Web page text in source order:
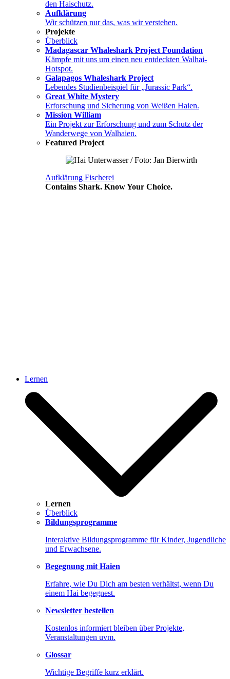
den Haischutz.
Aufklärung
Wir schützen nur das, was wir verstehen.
Projekte
Überblick
Madagascar Whaleshark Project Foundation
Kämpfe mit uns um einen neu entdeckten Walhai-
Hotspot.
Galapagos Whaleshark Project
Lebendes Studienbeispiel für „Jurassic Park“.
Great White Mystery
Erforschung und Sicherung von Weißen Haien.
Mission William
Ein Projekt zur Erforschung und zum Schutz der
Wanderwege von Walhaien.
Featured Project
Aufklärung Fischerei
Contains Shark. Know Your Choice.
Lernen
Lernen
Überblick
Bildungsprogramme
Interaktive Bildungsprogramme für Kinder, Jugendliche
und Erwachsene.
Begegnung mit Haien
Erfahre, wie Du Dich am besten verhältst, wenn Du
einem Hai begegnest.
Newsletter bestellen
Kostenlos informiert bleiben über Projekte,
Veranstaltungen uvm.
Glossar
Wichtige Begriffe kurz erklärt.